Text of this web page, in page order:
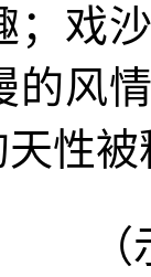
；戏
的风
性